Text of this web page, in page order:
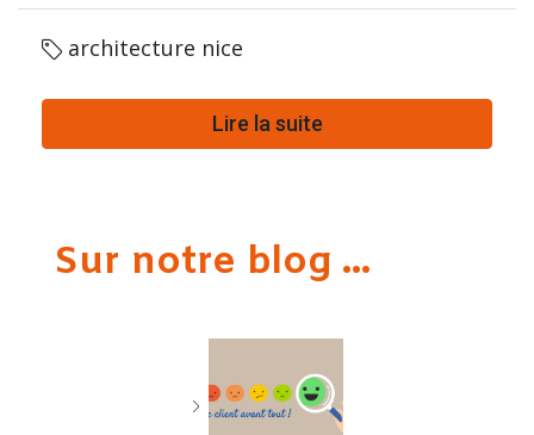
architecture nice
Lire la suite
Sur notre blog ...